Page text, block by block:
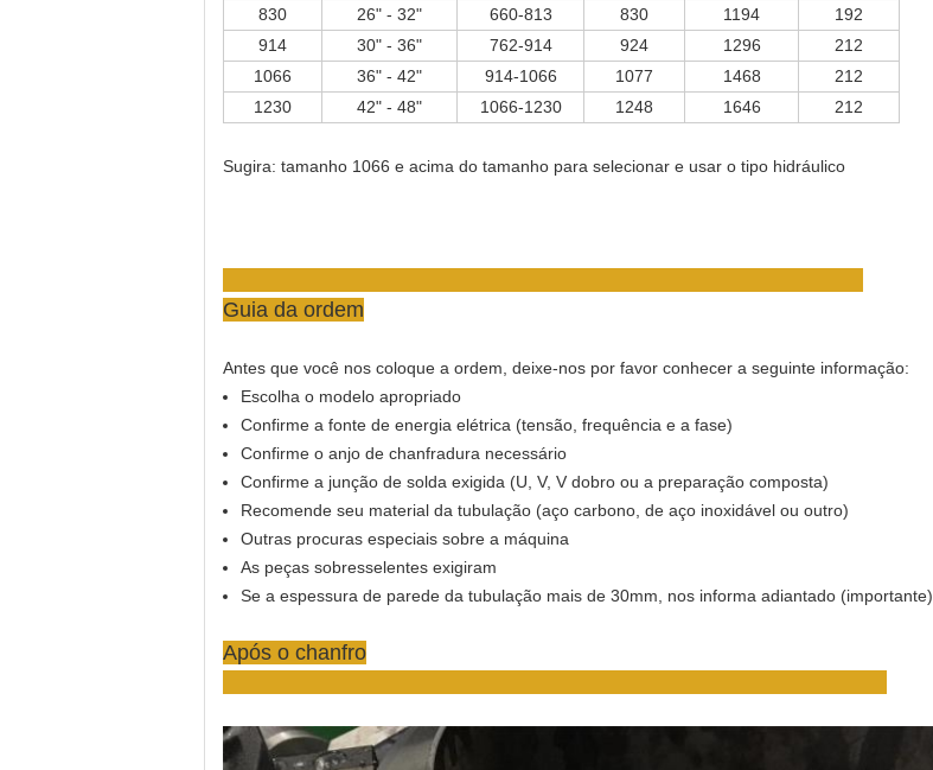
830
26" - 32" 660-813 830 1194
192
914
30" - 36" 762-914 924 1296
212
1066
36" - 42" 914-1066 1077 1468
212
1230
42" - 48" 1066-1230 1248 1646 212
Sugira: tamanho 1066 e acima do tamanho para selecionar e usar o tipo hidráulico
Guia da ordem
Antes que você nos coloque a ordem, deixe-nos por favor conhecer a seguinte informação:
Escolha o modelo apropriado
Confirme a fonte de energia elétrica (tensão, frequência e a fase)
Confirme o anjo de chanfradura necessário
Confirme a junção de solda exigida (U, V, V dobro ou a preparação composta)
Recomende seu material da tubulação (aço carbono, de aço inoxidável ou outro)
Outras procuras especiais sobre a máquina
As peças sobresselentes exigiram
Se a espessura de parede da tubulação mais de 30mm, nos informa adiantado (importante)
Após o chanfro